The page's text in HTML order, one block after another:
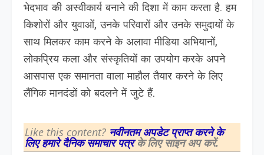
भेदभाव की अस्वीकार्य बनाने की दिशा में काम करता है. हम
किशोरों और युवाओं, उनके परिवारों और उनके समुदायों के
साथ मिलकर काम करने के अलावा मीडिया अभियानों,
लोकप्रिय कला और संस्कृतियों का उपयोग करके अपने
आसपास एक समानता वाला माहौल तैयार करने के लिए
लैंगिक मानदंडों को बदलने में जुटे हैं.
Like this content? नवीनतम अपडेट प्राप्त करने के
लिए हमारे दैनिक समाचार पत्रके लिए साइन अप करें.